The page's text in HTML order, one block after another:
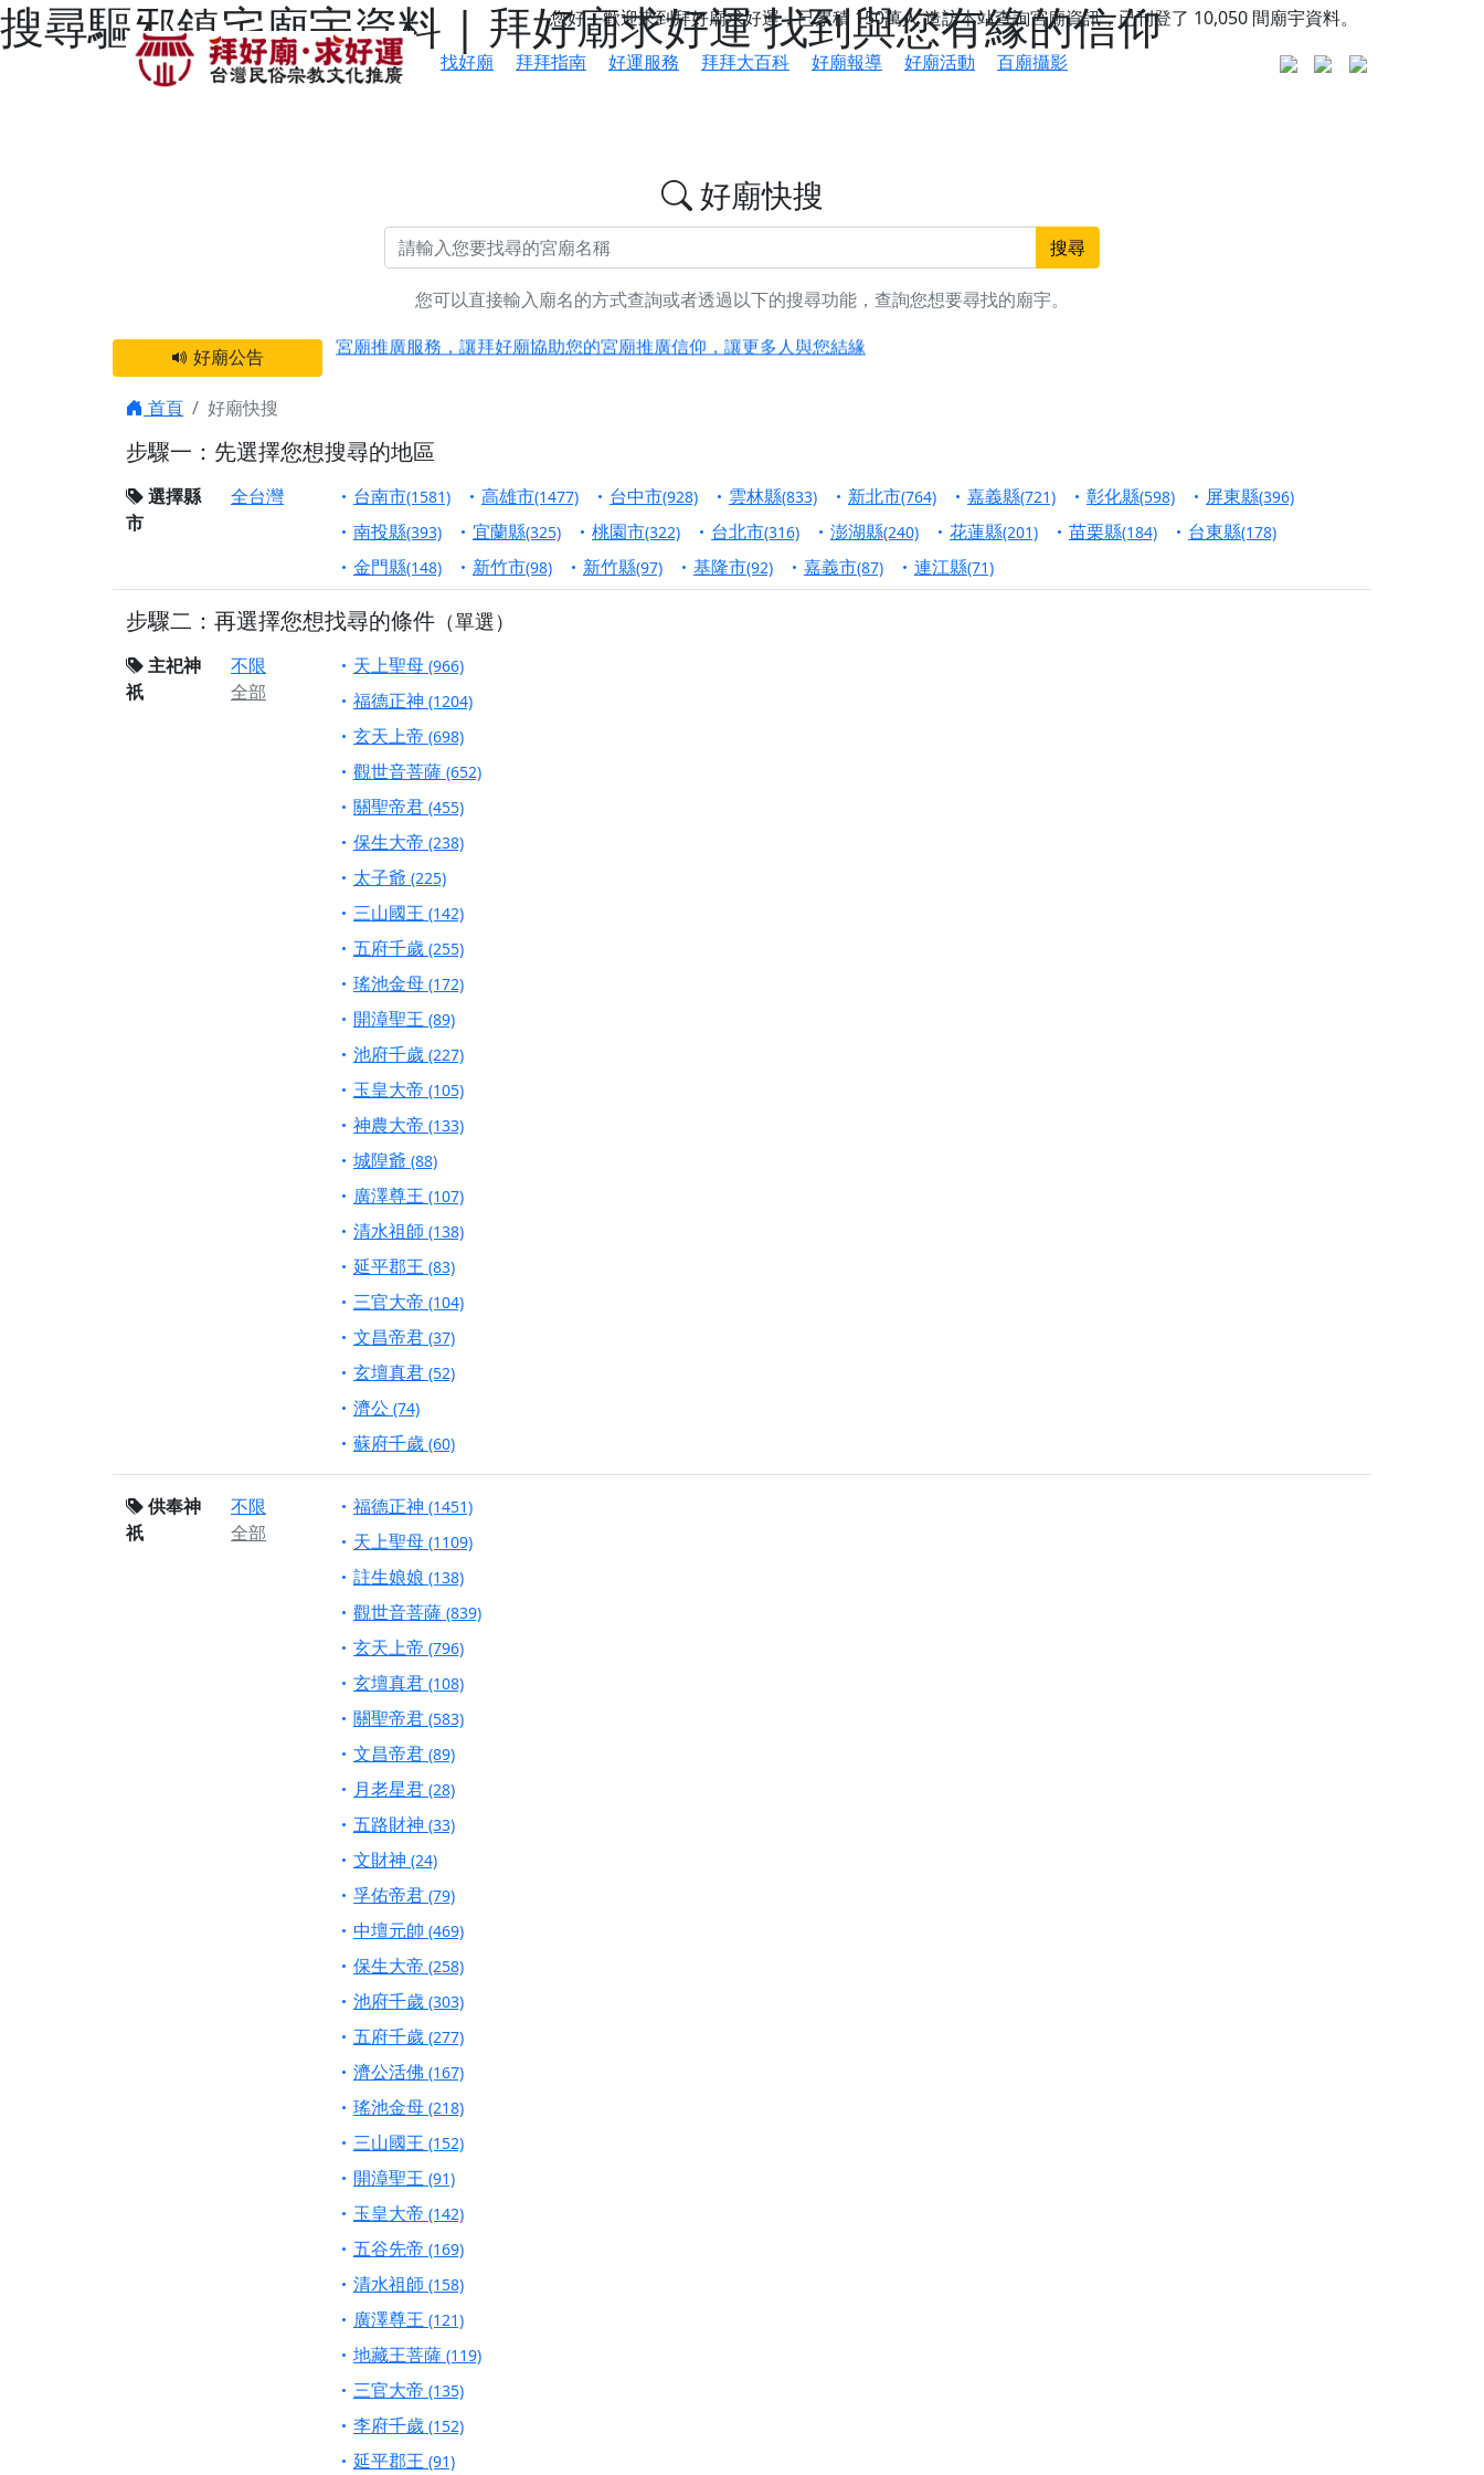
搜尋驅邪鎮宅廟宇資料 | 拜好廟求好運 找到與您有緣的信仰
您好，歡迎來到拜好廟求好運，已累積 150萬人造訪本站查詢宮廟資訊，已刊登了 10,050 間廟宇資料。
找好廟
拜拜指南 好運服務 拜拜大百科 好廟報導 好廟活動 百廟攝影
好廟快搜
搜尋
您可以直接輸入廟名的方式查詢或者透過以下的搜尋功能，查詢您想要尋找的廟宇。
好廟公告
感謝 【新竹縣新豐鄉 池和宮】 贊助支持我們推廣台灣民俗宗教文化
宮廟推廣服務，讓拜好廟協助您的宮廟推廣信仰，讓更多人與您結緣
【屏東縣獅子鄉 楓港清華山聖天宮】驪山母娘聖誕暨中元普渡大法會，誠邀十方善信大德，一同回到母娘慈悲座前，祈福納祥、慎
終追遠、廣植福田
【桃園市 桃園蓮華寺】盂蘭盆中元報恩法會，這場法會不只是超薦與普渡，更是一份對祖先的感恩、對親人的思念，也是為家人祈
願平安順遂的慈悲心意。
【桃園龜山 慈恩宮】丙午年梁皇寶懺法會，一念虔誠禮寶懺，一分懺悔植福田，誠邀十方善信大德共同參與。
【新北貢寮 南極玉明殿】中元普渡大法會，誠摯歡迎十方善信大德隨喜贊普，為祖先親眷祈求安息，也為自身與家人累積福德、種
下善緣。
【桃園慈善宮(天公廟)】中元普渡交給專業的來，省時省力又積福！「玉皇大帝 大天尊」 親自坐鎮主法！幫你累積的功德福報自然
是「超級加倍」！
【台北北投 福慶宮】慶讚中元普渡法會，誠摯邀請十方善信大德，一同回到北投土地公埔，祈願闔家平安、地方祥和、福運綿長。
【桃園龜山 慈恩宮】瑤池金母聖誕祝壽盛典，邀請十方善信大德蒞臨參香祝壽，同沐母娘慈光，共祈平安吉祥
【桃園龜山 慈恩宮】丙午年慶讚中元普渡法會，正是讓我們用善念與功德，迴向冥陽兩利、闔家平安的殊勝因緣。
【新北八里 紫德宮】丙午年中元普渡讚普超薦法會，普施眾生・慎終追遠・廣植福田
【台北北投金虎爺會】父親節陪爸爸一起闖關趣，邀請大小朋友一起留下珍貴的家庭回憶
【新北八里 紫德宮】父親節奉茶感恩活動，一杯茶，一份心意；一句感謝，一生難忘。
【桃園新屋 深圳玄天宮】農曆七月擴大犒軍科儀，吉祥月不只有普渡祈福，也有一份感謝守護的虔誠心意
【桃園新屋 深圳玄天宮】七娘媽聖誕祝壽慶典，誠摯邀請十方善信大德攜家帶眷前來參香，共同向七娘媽祝壽祈福
【桃園慈善宮(天公廟)】虎爺元帥 開光大典，祈求虎爺神威護持，庇佑闔家平安、財運亨通、事業順遂、百邪退散。
歡迎友廟長官、小編加入我們LINE官方帳號，讓我們協助您的廟宇推廣。
歡迎信眾分享您前往廟宇的參拜體驗，推廣您的信仰
首頁 好廟快搜
步驟一：先選擇您想搜尋的地區
選擇縣
市
全台灣 台南市(1581) 高雄市(1477) 台中市(928) 雲林縣(833) 新北市(764) 嘉義縣(721) 彰化縣(598) 屏東縣(396)
南投縣(393) 宜蘭縣(325) 桃園市(322) 台北市(316) 澎湖縣(240) 花蓮縣(201) 苗栗縣(184) 台東縣(178)
金門縣(148) 新竹市(98) 新竹縣(97) 基隆市(92) 嘉義市(87) 連江縣(71)
步驟二：再選擇您想找尋的條件 （單選）
主祀神
祇
不限
全部
天上聖母 (966)
福德正神 (1204)
玄天上帝 (698)
觀世音菩薩 (652)
關聖帝君 (455)
保生大帝 (238)
太子爺 (225)
三山國王 (142)
五府千歲 (255)
瑤池金母 (172)
開漳聖王 (89)
池府千歲 (227)
玉皇大帝 (105)
神農大帝 (133)
城隍爺 (88)
廣澤尊王 (107)
清水祖師 (138)
延平郡王 (83)
三官大帝 (104)
文昌帝君 (37)
玄壇真君 (52)
濟公 (74)
蘇府千歲 (60)
供奉神
祇
不限
全部
福德正神 (1451)
天上聖母 (1109)
註生娘娘 (138)
觀世音菩薩 (839)
玄天上帝 (796)
玄壇真君 (108)
關聖帝君 (583)
文昌帝君 (89)
月老星君 (28)
五路財神 (33)
文財神 (24)
孚佑帝君 (79)
中壇元帥 (469)
保生大帝 (258)
池府千歲 (303)
五府千歲 (277)
濟公活佛 (167)
瑤池金母 (218)
三山國王 (152)
開漳聖王 (91)
玉皇大帝 (142)
五谷先帝 (169)
清水祖師 (158)
廣澤尊王 (121)
地藏王菩薩 (119)
三官大帝 (135)
李府千歲 (152)
延平郡王 (91)